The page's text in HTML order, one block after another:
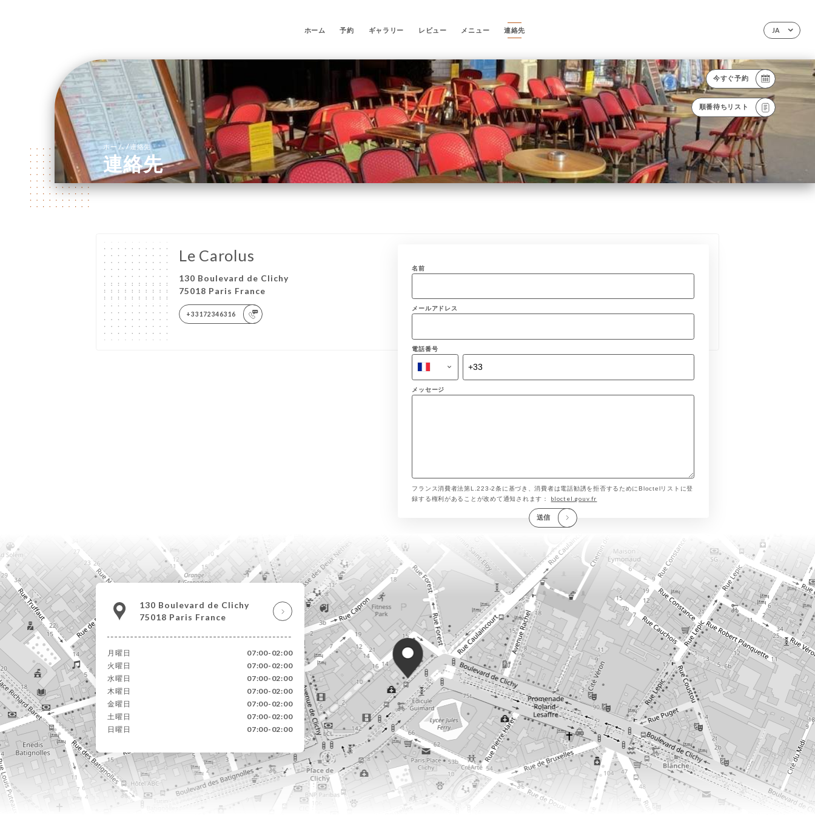
JA
ホーム 予約 ギャラリー レビュー メニュー 連絡先
今すぐ予約
順番待ちリスト
ホーム/連絡先
連絡先
Le Carolus
130 Boulevard de Clichy
75018 Paris France
+33172346316
名前
メールアドレス
電話番号
メッセージ
フランス消費者法第L.223-2条に基づき、消費者は電話勧誘を拒否するためにBloctelリストに登
録する権利があることが改めて通知されます： bloctel.gouv.fr
送信
130 Boulevard de Clichy
75018 Paris France
月曜日
07:00-02:00
火曜日
07:00-02:00
水曜日
07:00-02:00
木曜日
07:00-02:00
金曜日
07:00-02:00
土曜日
07:00-02:00
日曜日
07:00-02:00